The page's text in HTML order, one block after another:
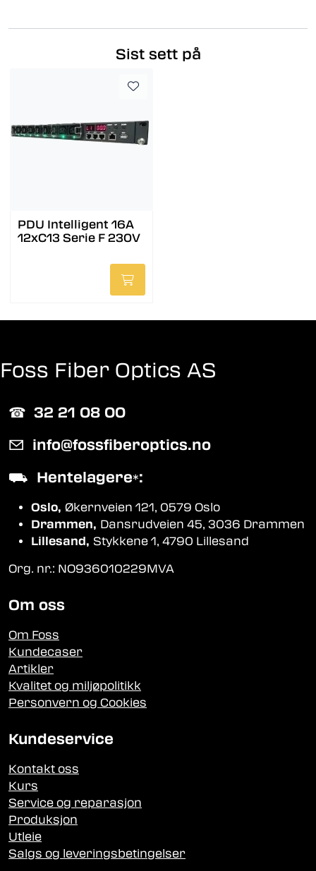
Sist sett på
PDU Intelligent 16A
12xC13 Serie F 230V
Foss Fiber Optics AS
☎︎ 32 21 08 00
✉ info@fossfiberoptics.no
⛟ Hentelagere*:
Oslo, Økernveien 121, 0579 Oslo
Drammen, Dansrudveien 45, 3036 Drammen
Lillesand, Stykkene 1, 4790 Lillesand
Org. nr.: NO936010229MVA
Om oss
Om Foss
Kundecaser
Artikler
Kvalitet og miljøpolitikk
Personvern og Cookies
Kundeservice
Kontakt oss
Kurs
Service og reparasjon
Produksjon
Utleie
Salgs og leveringsbetingelser